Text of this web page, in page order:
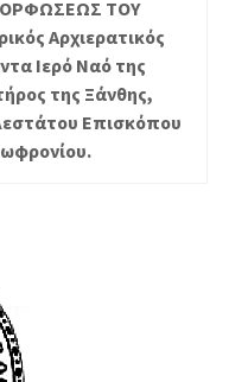
ΤΟΥ
Αρχιερατικός
Ιερό Ναό της
της Ξάνθης,
Επισκόπου